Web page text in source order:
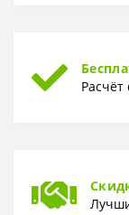
Расчёт